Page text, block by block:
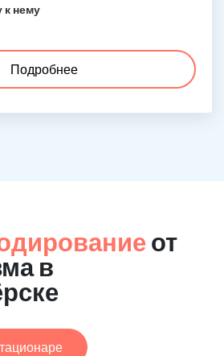
к нему
Подробнее
от
в